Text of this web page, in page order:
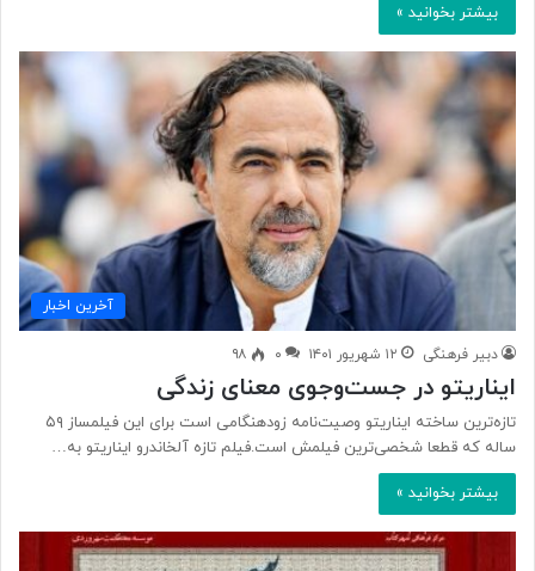
بیشتر بخوانید »
آخرین اخبار
دبیر فرهنگی ۱۲ شهریور ۱۴۰۱ ۰ ۹۸
ایناریتو در جست‌وجوی معنای زندگی
تازه‌ترین ساخته ایناریتو وصیت‌نامه زودهنگامی است برای این فیلمساز ۵۹
ساله که قطعا شخصی‌ترین فیلمش است‌.فیلم تازه آلخاندرو ایناریتو به…
بیشتر بخوانید »